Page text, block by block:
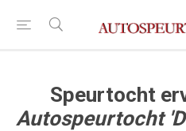
Speurtocht
Autospeurtocht